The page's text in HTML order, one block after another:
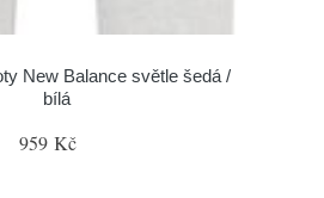
New Balance světle šedá /
bílá
959 Kč